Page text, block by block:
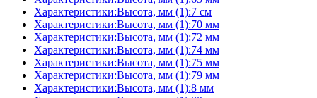
Характеристики:Высота, мм (1):7 см
Характеристики:Высота, мм (1):70 мм
Характеристики:Высота, мм (1):72 мм
Характеристики:Высота, мм (1):74 мм
Характеристики:Высота, мм (1):75 мм
Характеристики:Высота, мм (1):79 мм
Характеристики:Высота, мм (1):8 мм